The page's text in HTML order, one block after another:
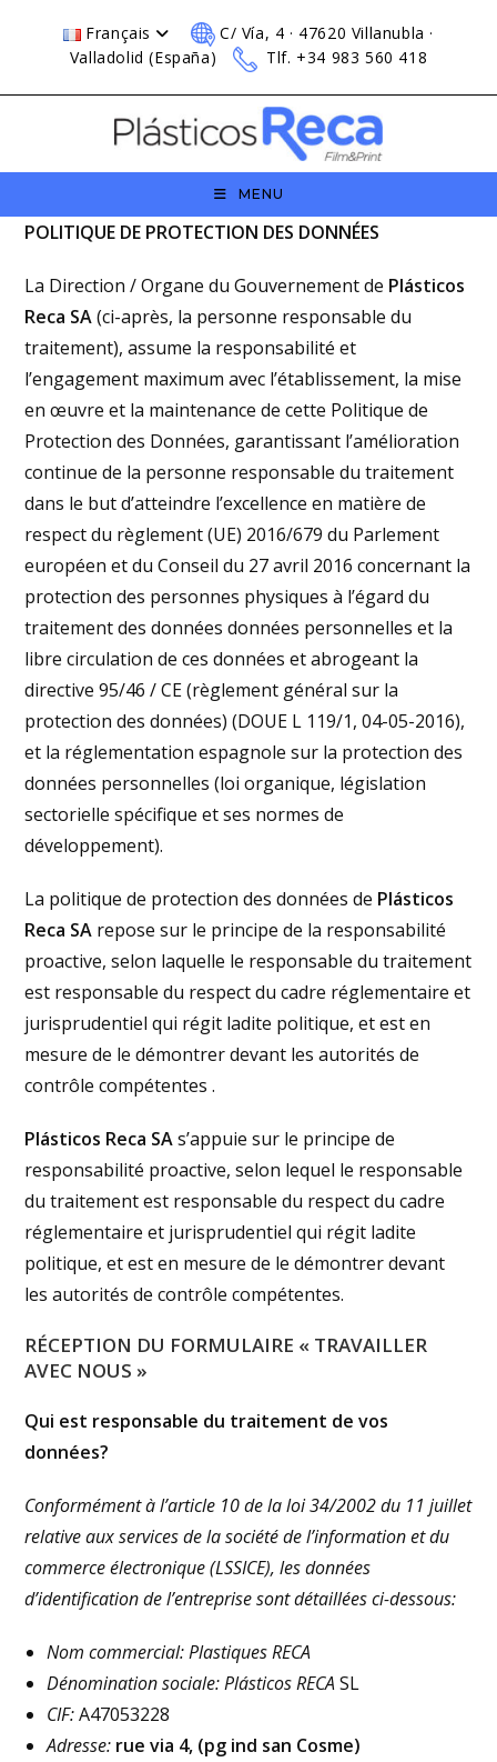
Français
C/ Vía, 4 · 47620 Villanubla ·
Valladolid (España)
Tlf. +34 983 560 418
MENU
POLITIQUE DE PROTECTION DES DONNÉES
La Direction / Organe du Gouvernement de Plásticos
Reca SA(ci-après, la personne responsable du
traitement), assume la responsabilité et
l’engagement maximum avec l’établissement, la mise
en œuvre et la maintenance de cette Politique de
Protection des Données, garantissant l’amélioration
continue de la personne responsable du traitement
dans le but d’atteindre l’excellence en matière de
respect du règlement (UE) 2016/679 du Parlement
européen et du Conseil du 27 avril 2016 concernant la
protection des personnes physiques à l’égard du
traitement des données données personnelles et la
libre circulation de ces données et abrogeant la
directive 95/46 / CE (règlement général sur la
protection des données) (DOUE L 119/1, 04-05-2016),
et la réglementation espagnole sur la protection des
données personnelles (loi organique, législation
sectorielle spécifique et ses normes de
développement).
La politique de protection des données de Plásticos
Reca SA repose sur le principe de la responsabilité
proactive, selon laquelle le responsable du traitement
est responsable du respect du cadre réglementaire et
jurisprudentiel qui régit ladite politique, et est en
mesure de le démontrer devant les autorités de
contrôle compétentes .
Plásticos Reca SAs’appuie sur le principe de
responsabilité proactive, selon lequel le responsable
du traitement est responsable du respect du cadre
réglementaire et jurisprudentiel qui régit ladite
politique, et est en mesure de le démontrer devant
les autorités de contrôle compétentes.
RÉCEPTION DU FORMULAIRE « TRAVAILLER
AVEC NOUS »
Qui est responsable du traitement de vos
données?
Conformément à l’article 10 de la loi 34/2002 du 11 juillet
relative aux services de la société de l’information et du
commerce électronique (LSSICE), les données
d’identification de l’entreprise sont détaillées ci-dessous:
Nom commercial: Plastiques RECA
Dénomination sociale: Plásticos RECASL
CIF:A47053228
Adresse: rue via 4, (pg ind san Cosme)